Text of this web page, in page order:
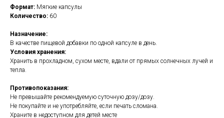
Формат: Мягкие капсулы
Количество: 60
Назначение:
В качестве пищевой добавки по одной капсуле в день.
Условия хранения:
Хранить в прохладном, сухом месте, вдали от прямых солнечных лучей и
тепла.
Противопоказания:
Не превышайте рекомендуемую суточную дозу/дозу.
Не покупайте и не употребляйте, если печать сломана.
Храните в недоступном для детей месте